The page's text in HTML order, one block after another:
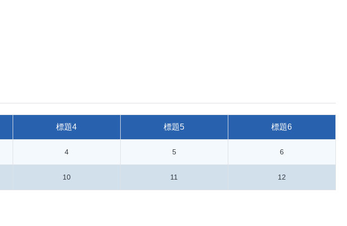
標題4 標題5 標題6
4 5 6
10 11 12